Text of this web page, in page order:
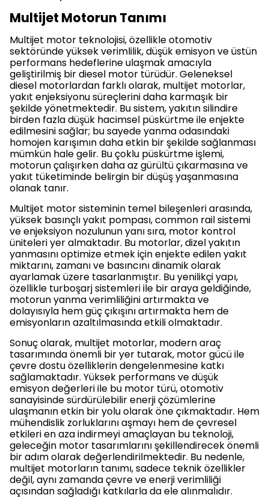
Multijet Motorun Tanımı
Multijet motor teknolojisi, özellikle otomotiv
sektöründe yüksek verimlilik, düşük emisyon ve üstün
performans hedeflerine ulaşmak amacıyla
geliştirilmiş bir diesel motor türüdür. Geleneksel
diesel motorlardan farklı olarak, multijet motorlar,
yakıt enjeksiyonu süreçlerini daha karmaşık bir
şekilde yönetmektedir. Bu sistem, yakıtın silindire
birden fazla düşük hacimsel püskürtme ile enjekte
edilmesini sağlar; bu sayede yanma odasındaki
homojen karışımın daha etkin bir şekilde sağlanması
mümkün hale gelir. Bu çoklu püskürtme işlemi,
motorun çalışırken daha az gürültü çıkarmasına ve
yakıt tüketiminde belirgin bir düşüş yaşanmasına
olanak tanır.
Multijet motor sisteminin temel bileşenleri arasında,
yüksek basınçlı yakıt pompası, common rail sistemi
ve enjeksiyon nozulunun yanı sıra, motor kontrol
üniteleri yer almaktadır. Bu motorlar, dizel yakıtın
yanmasını optimize etmek için enjekte edilen yakıt
miktarını, zamanı ve basıncını dinamik olarak
ayarlamak üzere tasarlanmıştır. Bu yenilikçi yapı,
özellikle turboşarj sistemleri ile bir araya geldiğinde,
motorun yanma verimliliğini artırmakta ve
dolayısıyla hem güç çıkışını artırmakta hem de
emisyonların azaltılmasında etkili olmaktadır.
Sonuç olarak, multijet motorlar, modern araç
tasarımında önemli bir yer tutarak, motor gücü ile
çevre dostu özelliklerin dengelenmesine katkı
sağlamaktadır. Yüksek performans ve düşük
emisyon değerleri ile bu motor türü, otomotiv
sanayisinde sürdürülebilir enerji çözümlerine
ulaşmanın etkin bir yolu olarak öne çıkmaktadır. Hem
mühendislik zorluklarını aşmayı hem de çevresel
etkileri en aza indirmeyi amaçlayan bu teknoloji,
geleceğin motor tasarımlarını şekillendirecek önemli
bir adım olarak değerlendirilmektedir. Bu nedenle,
multijet motorların tanımı, sadece teknik özellikler
değil, aynı zamanda çevre ve enerji verimliliği
açısından sağladığı katkılarla da ele alınmalıdır.